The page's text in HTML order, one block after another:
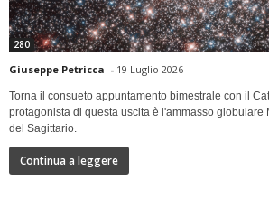
280
Giuseppe Petricca - 19 Luglio 2026
Torna il consueto appuntamento bimestrale con il
protagonista di questa uscita è l'ammasso globulare
del Sagittario.
Continua a leggere